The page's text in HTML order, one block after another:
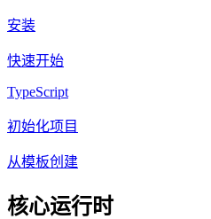
安装
快速开始
TypeScript
初始化项目
从模板创建
核心运行时